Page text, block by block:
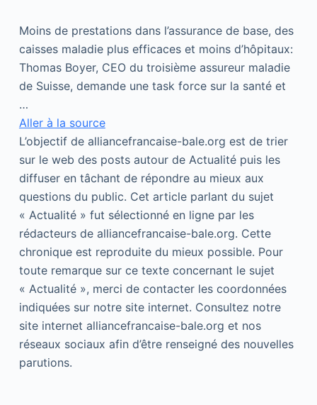
n
u
Moins de prestations dans l’assurance de base, des
caisses maladie plus efficaces et moins d’hôpitaux:
Thomas Boyer, CEO du troisième assureur maladie
de Suisse, demande une task force sur la santé et
…
Aller à la source
L’objectif de alliancefrancaise-bale.org est de trier
sur le web des posts autour de Actualité puis les
diffuser en tâchant de répondre au mieux aux
questions du public. Cet article parlant du sujet
« Actualité » fut sélectionné en ligne par les
rédacteurs de alliancefrancaise-bale.org. Cette
chronique est reproduite du mieux possible. Pour
toute remarque sur ce texte concernant le sujet
« Actualité », merci de contacter les coordonnées
indiquées sur notre site internet. Consultez notre
site internet alliancefrancaise-bale.org et nos
réseaux sociaux afin d’être renseigné des nouvelles
parutions.